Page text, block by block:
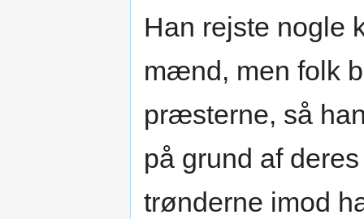
Han rejste nogle
mænd, men folk
præsterne, så
på grund af
trønderne imod